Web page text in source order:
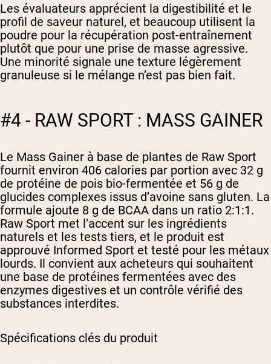
Les évaluateurs apprécient la digestibilité et le
profil de saveur naturel, et beaucoup utilisent la
poudre pour la récupération post-entraînement
plutôt que pour une prise de masse agressive.
Une minorité signale une texture légèrement
granuleuse si le mélange n’est pas bien fait.
#4 - RAW SPORT : MASS GAINER
Le Mass Gainer à base de plantes de Raw Sport
fournit environ 406 calories par portion avec 32 g
de protéine de pois bio-fermentée et 56 g de
glucides complexes issus d’avoine sans gluten. La
formule ajoute 8 g de BCAA dans un ratio 2:1:1.
Raw Sport met l’accent sur les ingrédients
naturels et les tests tiers, et le produit est
approuvé Informed Sport et testé pour les métaux
lourds. Il convient aux acheteurs qui souhaitent
une base de protéines fermentées avec des
enzymes digestives et un contrôle vérifié des
substances interdites.
Spécifications clés du produit